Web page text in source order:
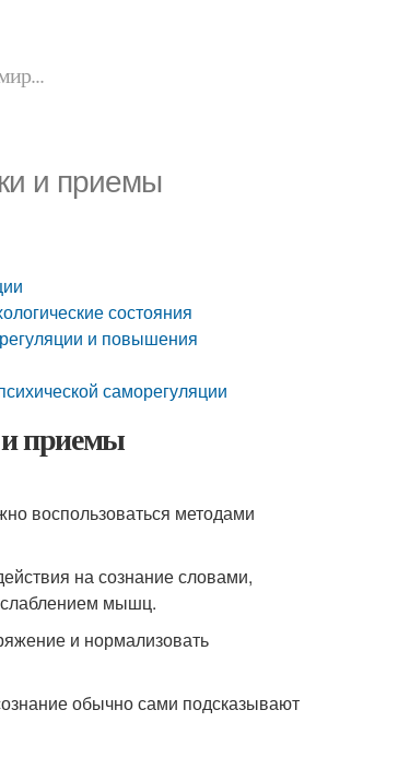
и приемы
состояния
и повышения
саморегуляции
и приемы
воспользоваться методами
на сознание словами,
мышц.
и нормализовать
обычно сами подсказывают